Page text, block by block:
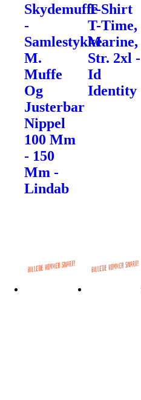
Skydemuffe
-
Samlestykke
M.
Muffe
Og
Justerbar
Nippel
100 Mm
- 150
Mm -
Lindab
T-Shirt
T-Time,
Marine,
Str. 2xl -
Id
Identity